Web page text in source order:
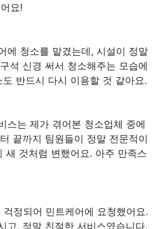
요!
에 청소를 맡겼는데, 시설이 정말
석 신경 써서 청소해주는 모습에
반드시 다시 이용할 것 같아요.
스는 제가 겪어본 청소업체 중에
끝까지 팀원들이 정말 전문적이
새 것처럼 변했어요. 아주 만족스
정되어 민트케어에 요청했어요.
고, 정말 친절한 서비스였습니다.